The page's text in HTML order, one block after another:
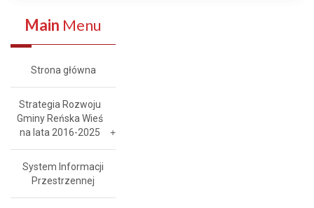
Main Menu
Strona główna
Strategia Rozwoju
Gminy Reńska Wieś
na lata 2016-2025
System Informacji
Przestrzennej